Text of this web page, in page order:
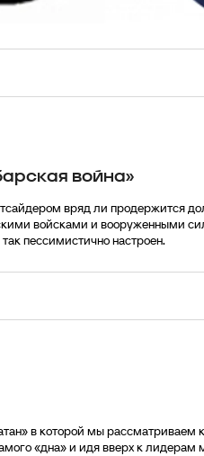
война»
вряд ли продержится
войсками и вооруженными
пессимистично настроен.
в которой мы
«дна» и идя вверх к лидерам